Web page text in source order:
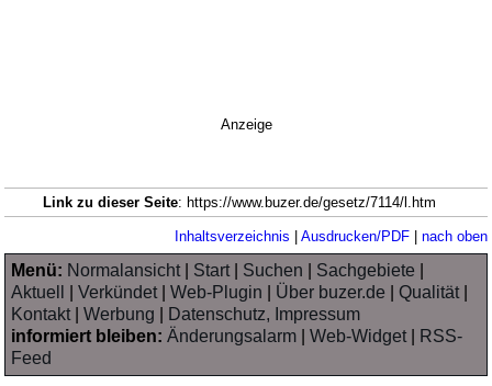
Anzeige
Link zu dieser Seite: https://www.buzer.de/gesetz/7114/l.htm
Inhaltsverzeichnis | Ausdrucken/PDF| nach oben
Menü: Normalansicht| Start| Suchen Sachgebiete
Aktuell
|Verkündet|Web-Plugin Über buzer.de |Qualität|
Kontakt|Werbung
Datenschutz, Impressum
informiert bleiben: Änderungsalarm |Web-Widget|
RSS-
Feed